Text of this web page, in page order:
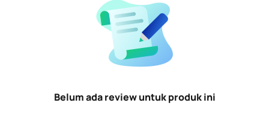
Belum ada review untuk produk ini